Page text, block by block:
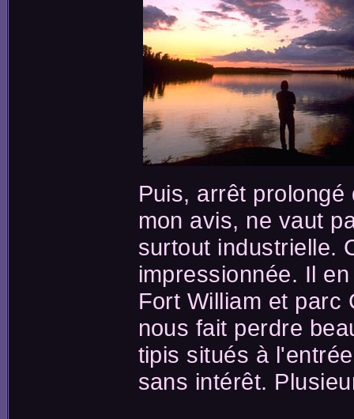
Puis, arrêt
mon avis, ne vaut
surtout industrielle.
impressionnée. Il
Fort William et parc
nous fait perdre
tipis situés à
sans intérêt.